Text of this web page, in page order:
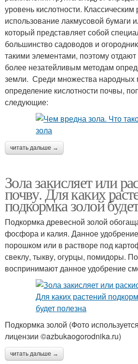
уровень кислотности.
использование лакмусовой бумаги
который представляет собой
большинство садоводов и
такими элементами, поэтому
более незатейливым методам
земли. Среди множества народных
определение кислотности почвы,
следующие:
читать дальше →
Зола закисляет или
почву. Для каких
подкормка золой
Подкормка древесной золой
фосфора и калия. Данное
порошком или в растворе под
свеклу, тыкву, огурцы, помидоры.
воспринимают данное удобрение
Подкормка золой (Фото
лицензии ©azbukaogorodnika.ru)
читать дальше →